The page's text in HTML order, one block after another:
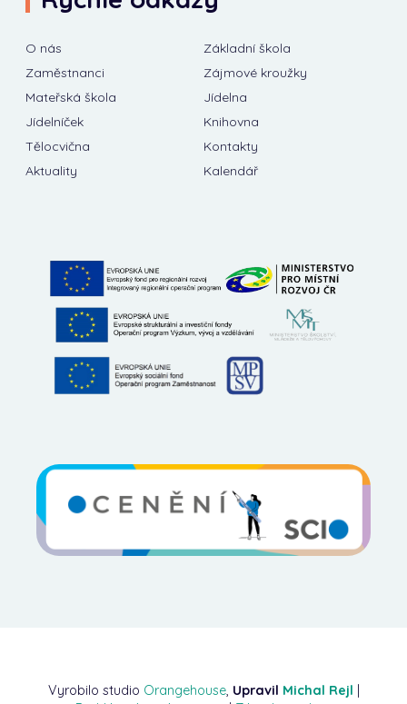
O nás
Základní škola
Zaměstnanci
Zájmové kroužky
Mateřská škola
Jídelna
Jídelníček
Knihovna
Tělocvična
Kontakty
Aktuality
Kalendář
Vyrobilo studio Orangehouse, Upravil Michal Rejl |